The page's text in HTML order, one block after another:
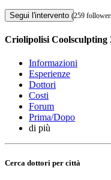
Segui l'intervento (259
Criolipolisi Coolsculpting
Informazioni
Esperienze
Dottori
Costi
Forum
Prima/Dopo
di più
Cerca dottori per città